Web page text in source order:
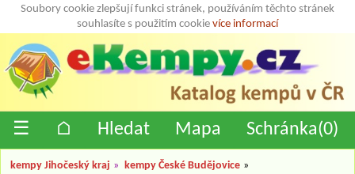
Soubory cookie zlepšují funkci stránek, používáním těchto stránek
souhlasíte s použitím cookie více informací
☰ ⌂ Hledat Mapa Schránka(0)
kempy Jihočeský kraj » kempy České Budějovice »